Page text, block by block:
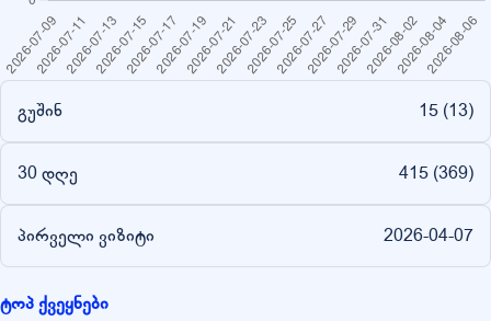
გუშინ 15 (13)
30 დღე 415 (369)
პირველი ვიზიტი 2026-04-07
ტოპ ქვეყნები